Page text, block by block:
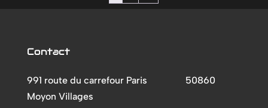
Contact
991 route du carrefour Paris 50860
Moyon Villages